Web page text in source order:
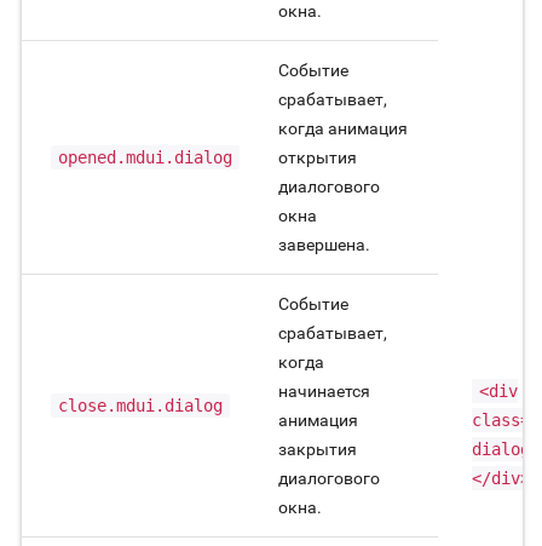
окна.
<div
</div>
opened.mdui.dialog
Событие
срабатывает,
когда анимация
открытия
диалогового
окна
завершена.
close.mdui.dialog
Событие
срабатывает,
когда
начинается
анимация
закрытия
диалогового
окна.